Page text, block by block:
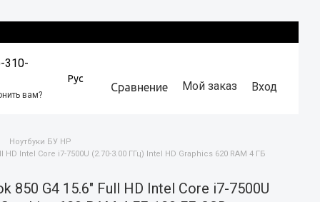
310-
вам?
Рус
Сравнение Мой заказ Вход
Ноутбуки БУ HP
HD Intel Core i7-7500U (2.70-3.00 ГГц) Intel HD Graphics 620 RAM 4 ГБ
850 G4 15.6" Full HD Intel Core i7-7500U